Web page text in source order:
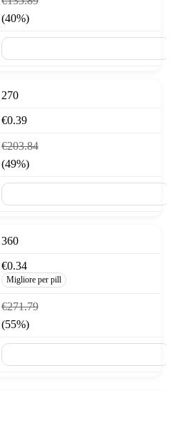
(40%)
270
€0.39
€203.84
(49%)
360
€0.34
Migliore per pill
€271.79
(55%)